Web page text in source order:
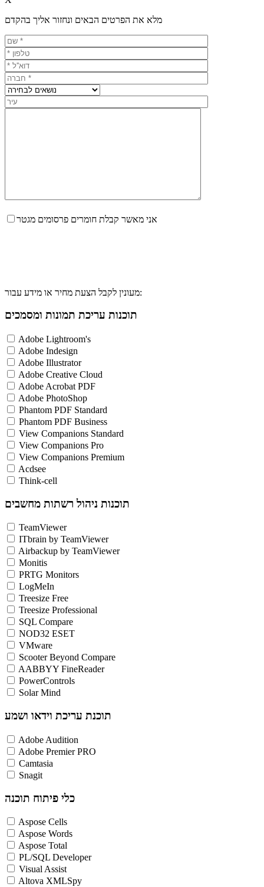
מלא את הפרטים הבאים ונחזור אליך בהקדם
אני מאשר קבלת חומרים פרסומים מגטר
מעונין לקבל הצעת מחיר או מידע עבור:
תוכנות עריכת תמונות ומסמכים
Adobe Lightroom's
Adobe Indesign
Adobe Illustrator
Adobe Creative Cloud
Adobe Acrobat PDF
Adobe PhotoShop
Phantom PDF Standard
Phantom PDF Business
View Companions Standard
View Companions Pro
View Companions Premium
Acdsee
Think-cell
תוכנות ניהול רשתות מחשבים
TeamViewer
ITbrain by TeamViewer
Airbackup by TeamViewer
Monitis
PRTG Monitors
LogMeIn
Treesize Free
Treesize Professional
SQL Compare
NOD32 ESET
VMware
Scooter Beyond Compare
AABBYY FineReader
PowerControls
Solar Mind
תוכנת עריכת וידאו ושמע
Adobe Audition
Adobe Premier PRO
Camtasia
Snagit
כלי פיתוח תוכנה
Aspose Cells
Aspose Words
Aspose Total
PL/SQL Developer
Visual Assist
Altova XMLSpy